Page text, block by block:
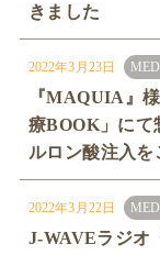
きました
2022年3月23日
『MAQUIA』
療BOOK」にて
ルロン酸注入を
2022年3月22日
J-WAVEラジオ